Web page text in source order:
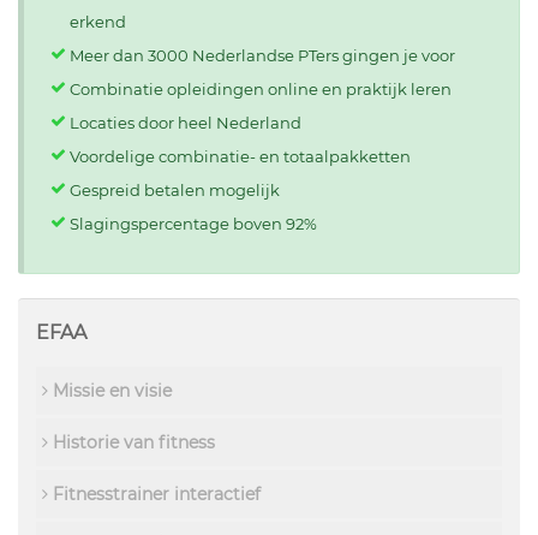
erkend
Meer dan 3000 Nederlandse PTers gingen je voor
Combinatie opleidingen online en praktijk leren
Locaties door heel Nederland
Voordelige combinatie- en totaalpakketten
Gespreid betalen mogelijk
Slagingspercentage boven 92%
EFAA
Missie en visie
Historie van fitness
Fitnesstrainer interactief